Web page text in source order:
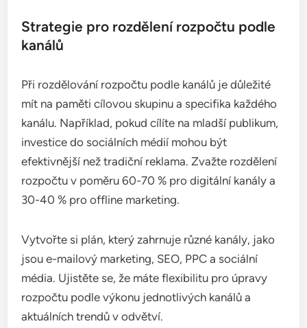
Strategie pro rozdělení rozpočtu podle
kanálů
Při rozdělování rozpočtu podle kanálů je důležité
mít na paměti cílovou skupinu a specifika každého
kanálu. Například, pokud cílíte na mladší publikum,
investice do sociálních médií mohou být
efektivnější než tradiční reklama. Zvažte rozdělení
rozpočtu v poměru 60-70 % pro digitální kanály a
30-40 % pro offline marketing.
Vytvořte si plán, který zahrnuje různé kanály, jako
jsou e-mailový marketing, SEO, PPC a sociální
média. Ujistěte se, že máte flexibilitu pro úpravy
rozpočtu podle výkonu jednotlivých kanálů a
aktuálních trendů v odvětví.